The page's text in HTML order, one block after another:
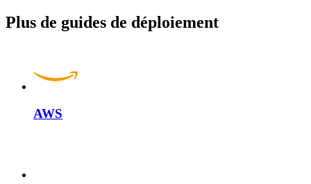
Plus de guides de déploiement
AWS